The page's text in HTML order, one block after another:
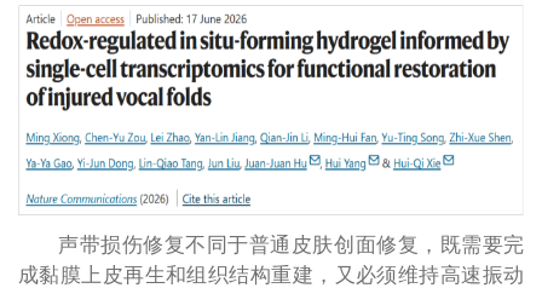
声带损伤修复不同于普通皮肤创面修复，既需要完
成黏膜上皮再生和组织结构重建，又必须维持高速振动